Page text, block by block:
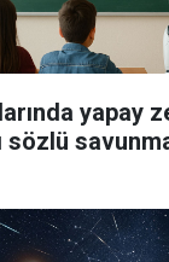
yapay
sözlü